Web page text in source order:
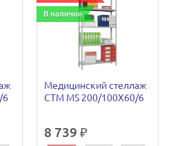
6
В наличии
Медицинский стеллаж
СТМ MS 200/100Х60/6
8 739 ₽